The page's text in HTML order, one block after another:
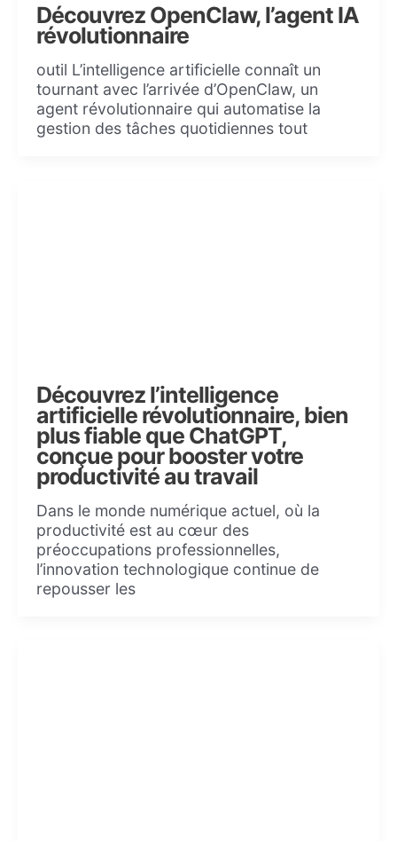
Découvrez OpenClaw, l’agent IA
révolutionnaire
outil L’intelligence artificielle connaît un
tournant avec l’arrivée d’OpenClaw, un
agent révolutionnaire qui automatise la
gestion des tâches quotidiennes tout
Découvrez l’intelligence
artificielle révolutionnaire, bien
plus fiable que ChatGPT,
conçue pour booster votre
productivité au travail
Dans le monde numérique actuel, où la
productivité est au cœur des
préoccupations professionnelles,
l’innovation technologique continue de
repousser les